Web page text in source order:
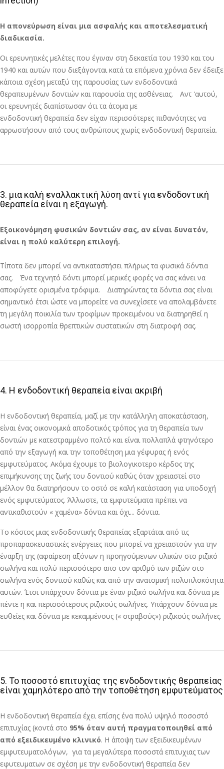
Η απονεύρωση είναι μια ασφαλής και αποτελεσματική
διαδικασία.
Οι ερευνητικές μελέτες που έγιναν στη δεκαετία του 1930 και του
1940 και αυτών που διεξάγονται κατά τα επόμενα χρόνια δεν έδειξε
κάποια σχέση μεταξύ της παρουσίας των ενδοδοντικά
θεραπευμένων δοντιών και παρουσία της ασθένειας. Αντ 'αυτού,
οι ερευνητές διαπίστωσαν ότι τα άτομα με
ενδοδοντική θεραπεία δεν είχαν περισσότερες πιθανότητες να
αρρωστήσουν από τους ανθρώπους χωρίς ενδοδοντική θεραπεία.
3. μια καλή εναλλακτική λύση αντί για ενδοδοντική
θεραπεία είναι η εξαγωγή.
Εξοικονόμηση φυσικών δοντιών σας, αν είναι δυνατόν,
είναι η πολύ καλύτερη επιλογή.
Τίποτα δεν μπορεί να αντικαταστήσει πλήρως τα φυσικά δόντια
σας. Ένα τεχνητό δόντι μπορεί μερικές φορές να σας κάνει να
αποφύγετε ορισμένα τρόφιμα. Διατηρώντας τα δόντια σας είναι
σημαντικό έτσι ώστε να μπορείτε να συνεχίσετε να απολαμβάνετε
τη μεγάλη ποικιλία των τροφίμων προκειμένου να διατηρηθεί η
σωστή ισορροπία θρεπτικών συστατικών στη διατροφή σας.
4. Η ενδοδοντική θεραπεία είναι ακριβή
Η ενδοδοντική θεραπεία, μαζί με την κατάλληλη αποκατάσταση,
είναι ένας οικονομικά αποδοτικός τρόπος για τη θεραπεία των
δοντιών με κατεστραμμένο πολτό και είναι πολλαπλά φτηνότερο
από την εξαγωγή και την τοποθέτηση μια γέφυρας ή ενός
εμφυτεύματος. Ακόμα έχουμε το βιολογικοτερο κέρδος της
επιμήκυνσης της ζωής του δοντιού καθώς όταν χρειαστεί στο
μέλλον θα διατηρήσουν το οστό σε καλή κατάσταση για υποδοχή
ενός εμφυτεύματος. Άλλωστε, τα εμφυτεύματα πρέπει να
αντικαθιστούν « χαμένα» δόντια και όχι... δόντια.
Το κόστος μιας ενδοδοντικής θεραπείας εξαρτάται από τις
προπαρασκευαστικές ενέργειες που μπορεί να χρειαστούν για την
έναρξη της (αφαίρεση αξόνων η προηγούμενων υλικών στο ριζικό
σωλήνα και πολύ περισσότερο απο τον αριθμό των ριζών στο
σωλήνα ενός δοντιού καθώς και από την ανατομική πολυπλοκότητα
αυτών. Έτσι υπάρχουν δόντια με έναν ριζικό σωλήνα και δόντια με
πέντε η και περισσότερους ριζικούς σωλήνες. Υπάρχουν δόντια με
ευθείες και δόντια με κεκαμμένους (« στραβούς») ριζικούς σωλήνες.
5. Το ποσοστό επιτυχίας της ενδοδοντικής θεραπείας
είναι χαμηλότερο από την τοποθέτηση εμφυτεύματος
Η ενδοδοντική θεραπεία έχει επίσης ένα πολύ υψηλό ποσοστό
επιτυχίας (κοντά στο 95% όταν αυτή πραγματοποιηθεί από
από εξειδικευμένο κλινικό. Η άποψη των εξειδικευμένων
εμφυτευματολόγων, για τα μεγαλύτερα ποσοστά επιτυχιας των
εφυτευματων σε σχέση με την ενδοδοντική θεραπεία δεν